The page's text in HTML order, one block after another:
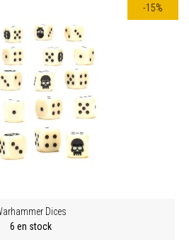
-15%
Dices
6 en stock